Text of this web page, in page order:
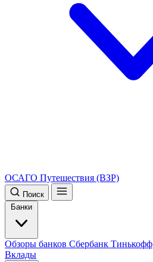
ОСАГО Путешествия (ВЗР)
Поиск
Банки
Обзоры банков Сбербанк Тинькофф
Вклады